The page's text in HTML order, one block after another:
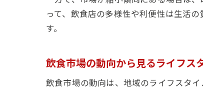
って、飲食店の多様性や利便性は生活
す。
飲食市場の動向から見るライフス
飲食市場の動向は、地域のライフスタ